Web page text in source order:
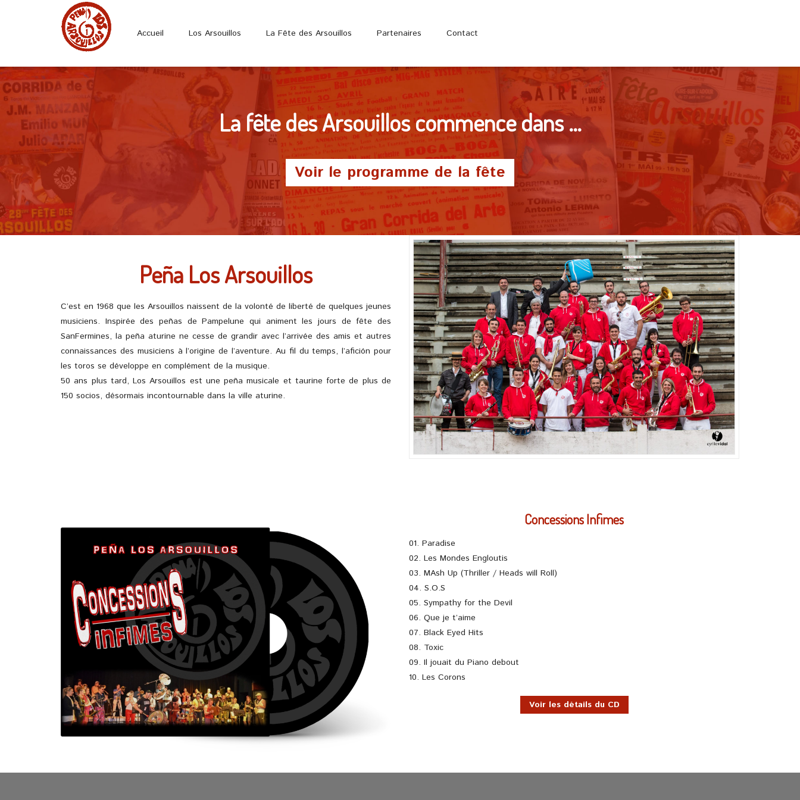
Accueil Los Arsouillos La Fête des Arsouillos Partenaires Contact
La fête des Arsouillos commence dans …
Voir le programme de la fête
Peña Los Arsouillos
C’est en 1968 que les Arsouillos naissent de la volonté de liberté de quelques jeunes
musiciens. Inspirée des peñas de Pampelune qui animent les jours de fête des
SanFermines, la peña aturine ne cesse de grandir avec l’arrivée des amis et autres
connaissances des musiciens à l’origine de l’aventure. Au fil du temps, l’afición pour
les toros se développe en complément de la musique.
50 ans plus tard, Los Arsouillos est une peña musicale et taurine forte de plus de
150 socios, désormais incontournable dans la ville aturine.
Concessions Infimes
01. Paradise
02. Les Mondes Engloutis
03. MAsh Up (Thriller / Heads will Roll)
04. S.O.S
05. Sympathy for the Devil
06. Que je t’aime
07. Black Eyed Hits
08. Toxic
09. Il jouait du Piano debout
10. Les Corons
Voir les détails du CD